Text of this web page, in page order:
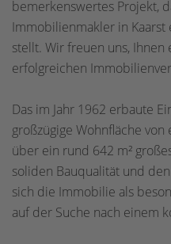
bemerkenswertes Projekt,
Immobilienmakler in
stellt. Wir freuen uns,
erfolgreichen
Das im Jahr 1962 erbaute
großzügige Wohnfläche
über ein rund 642 m²
soliden Bauqualität und
sich die Immobilie als
auf der Suche nach einem